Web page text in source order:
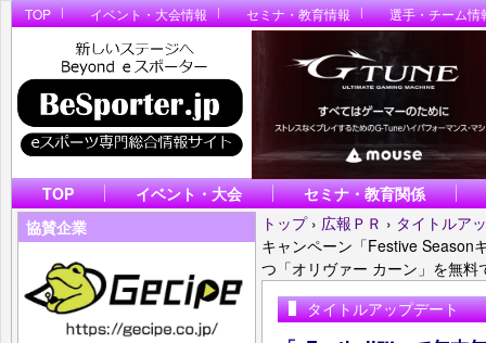
TOP イベント・大会情報 セミナ・教育情報 選手・チーム情
TOP イベント・大会
セミナ・教育関係
協賛企業
トップ › 広報ＰＲ › タイトルア
キャンペーン「Festive
つ「オリヴァー カーン」を無料
タイトルアップデート